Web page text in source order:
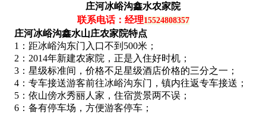
庄河冰峪沟鑫水农家院
联系电话：经理15524808357
庄河冰峪沟鑫水山庄农家院特点
1：距冰峪沟东门入口不到500米；
2：2014年新建农家院，正是入住好时机；
3：星级标准间，价格不足星级酒店价格的三分之一；
4：专车接送游客前往冰峪沟东门，镇内往返专车接送；
5：依山傍水秀丽人家，住宿赏景两不误；
6：备有停车场，方便游客停车；